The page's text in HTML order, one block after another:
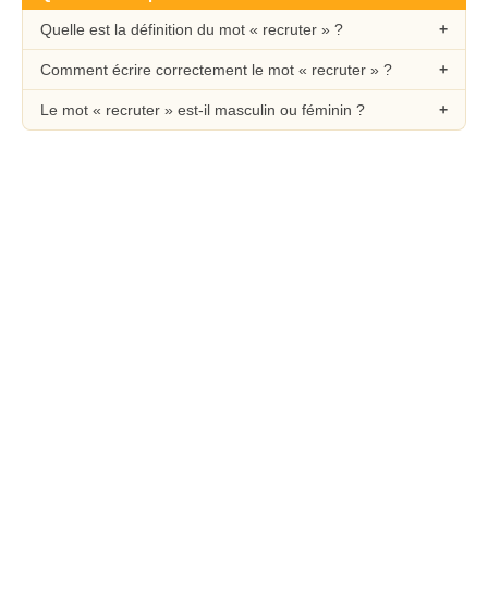
Quelle est la définition du mot « recruter » ?
Comment écrire correctement le mot « recruter » ?
Le mot « recruter » est-il masculin ou féminin ?